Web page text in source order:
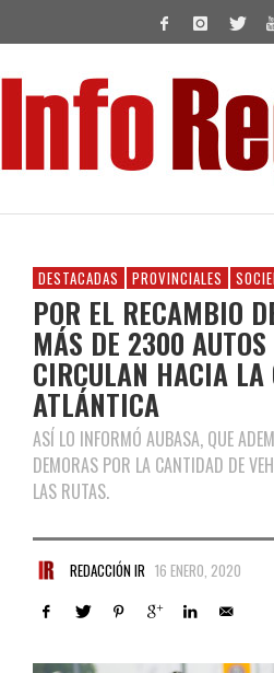
DESTACADAS PROVINCIALES
POR EL RECAMBIO
MÁS DE 2300
CIRCULAN HACIA LA
ATLÁNTICA
ASÍ LO INFORMÓ AUBASA, QUE
DEMORAS POR LA CANTIDAD DE
LAS RUTAS.
REDACCIÓN IR 16 ENERO, 2020